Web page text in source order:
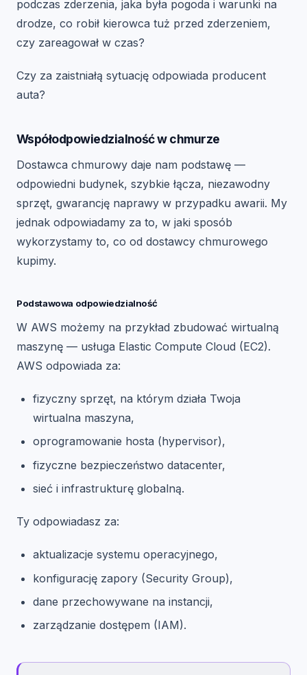
podczas zderzenia, jaka była pogoda i warunki na
drodze, co robił kierowca tuż przed zderzeniem,
czy zareagował w czas?
Czy za zaistniałą sytuację odpowiada producent
auta?
Współodpowiedzialność w chmurze
Dostawca chmurowy daje nam podstawę —
odpowiedni budynek, szybkie łącza, niezawodny
sprzęt, gwarancję naprawy w przypadku awarii. My
jednak odpowiadamy za to, w jaki sposób
wykorzystamy to, co od dostawcy chmurowego
kupimy.
Podstawowa odpowiedzialność
W AWS możemy na przykład zbudować wirtualną
maszynę — usługa Elastic Compute Cloud (EC2).
AWS odpowiada za:
fizyczny sprzęt, na którym działa Twoja
wirtualna maszyna,
oprogramowanie hosta (hypervisor),
fizyczne bezpieczeństwo datacenter,
sieć i infrastrukturę globalną.
Ty odpowiadasz za:
aktualizacje systemu operacyjnego,
konfigurację zapory (Security Group),
dane przechowywane na instancji,
zarządzanie dostępem (IAM).